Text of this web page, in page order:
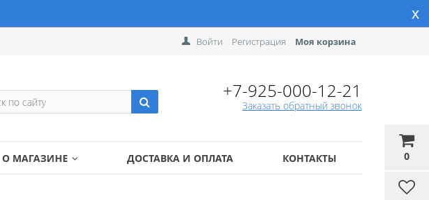
x
0
Войти Регистрация Моя корзина
+7-925-000-12-21
Заказать обратный звонок
О МАГАЗИНЕ ДОСТАВКА И ОПЛАТА КОНТАКТЫ